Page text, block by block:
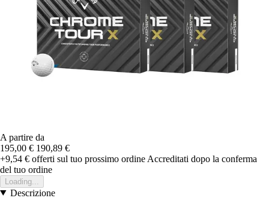
A partire da
195,00 € 190,89 €
+9,54 € offerti sul tuo prossimo ordine Accreditati dopo la conferma
del tuo ordine
Loading...
Descrizione